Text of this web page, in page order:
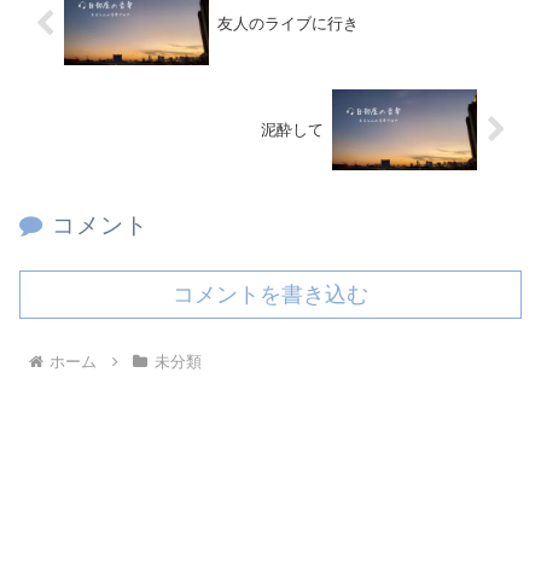
友人のライブに行き
泥酔して
コメント
コメントを書き込む
ホーム 未分類